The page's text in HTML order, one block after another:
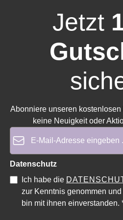
Durchschnittliche Bewertung von 0
Jetzt
Abonniere unseren
keine Neuigkeit oder
Datenschutz
Ich habe die
zur Kenntnis genommen
bin mit ihnen einverstanden.